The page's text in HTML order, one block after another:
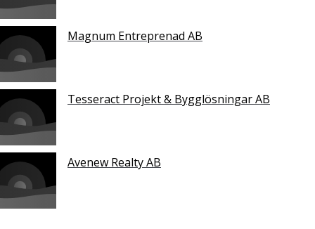
Magnum Entreprenad AB
Tesseract Projekt & Bygglösningar AB
Avenew Realty AB